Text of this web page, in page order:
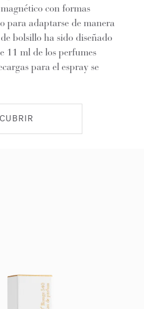
con formas
para adaptarse de manera
bolsillo ha sido diseñado
11 ml de los perfumes
para el espray se